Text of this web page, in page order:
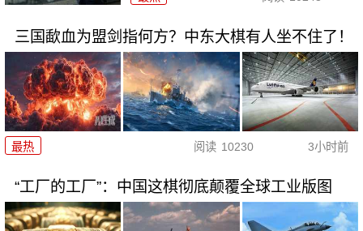
三国歃血为盟剑指何方？中东大棋有人坐不住了！
最热 阅读 10230 3小时前
“工厂的工厂”：中国这棋彻底颠覆全球工业版图